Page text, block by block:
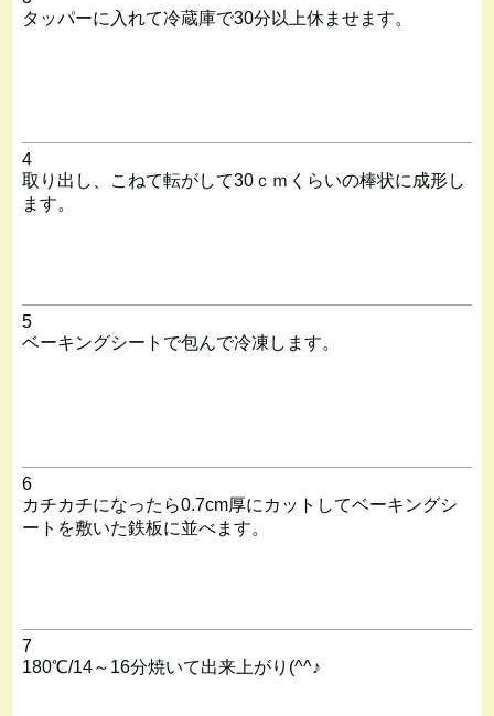
タッパーに入れて冷蔵庫で30分以上休ませます。
4
取り出し、こねて転がして30ｃｍくらいの棒状に成形し
ます。
5
ベーキングシートで包んで冷凍します。
6
カチカチになったら0.7cm厚にカットしてベーキングシ
ートを敷いた鉄板に並べます。
7
180℃/14～16分焼いて出来上がり(^^♪